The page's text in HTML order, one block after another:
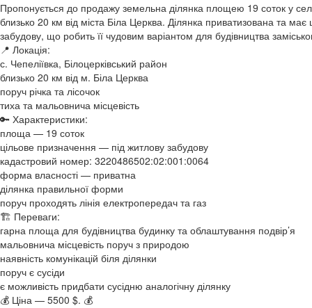
Пропонується до продажу земельна ділянка площею 19 соток у
близько 20 км від міста Біла Церква. Ділянка приватизована та
забудову, що робить її чудовим варіантом для будівництва
📍 Локація:
с. Чепеліївка, Білоцерківський район
близько 20 км від м. Біла Церква
поруч річка та лісочок
тиха та мальовнича місцевість
🔑 Характеристики:
площа — 19 соток
цільове призначення — під житлову забудову
кадастровий номер: 3220486502:02:001:0064
форма власності — приватна
ділянка правильної форми
поруч проходять лінія електропередач та газ
🏗 Переваги:
гарна площа для будівництва будинку та облаштування подвір’я
мальовнича місцевість поруч з природою
наявність комунікацій біля ділянки
поруч є сусіди
є можливість придбати сусідню аналогічну ділянку
💰 Ціна — 5500 $. 💰